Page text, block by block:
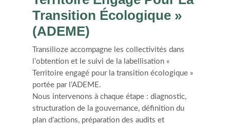
Transition Écologique »
(ADEME)
Transilioze accompagne les collectivités dans
l’obtention et le suivi de la labellisation «
Territoire engagé pour la transition écologique »
portée par l’ADEME.
Nous intervenons à chaque étape : diagnostic,
structuration de la gouvernance, définition du
plan d’actions, préparation des audits et